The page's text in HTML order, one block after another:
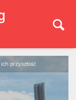
przyszłość